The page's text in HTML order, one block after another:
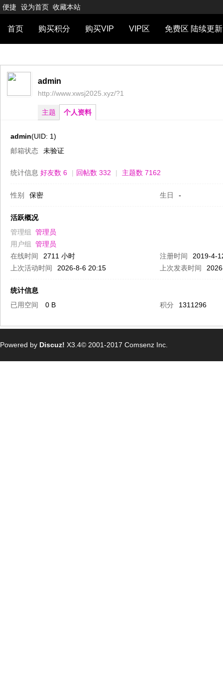
便捷 设为首页 收藏本站
首页 购买积分 购买VIP VIP区 免费区 陆续更新
admin
http://www.xwsj2025.xyz/?1
主题 个人资料
admin(UID: 1)
邮箱状态
未验证
统计信息 好友数 6 | 回帖数 332 | 主题数 7162
性别 保密 生日 -
活跃概况
管理组 管理员
用户组 管理员
在线时间
2711 小时 注册时间
2019-4-
上次活动时间
2026-8-6 20:15 上次发表时间
统计信息
已用空间
0 B 积分 1311296
Powered by Discuz! X3.4© 2001-2017 Comsenz Inc.